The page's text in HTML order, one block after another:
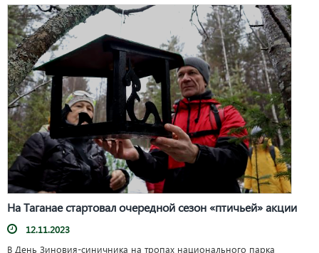
На Таганае стартовал очередной сезон «птичьей» акции
12.11.2023
В День Зиновия-синичника на тропах национального парка